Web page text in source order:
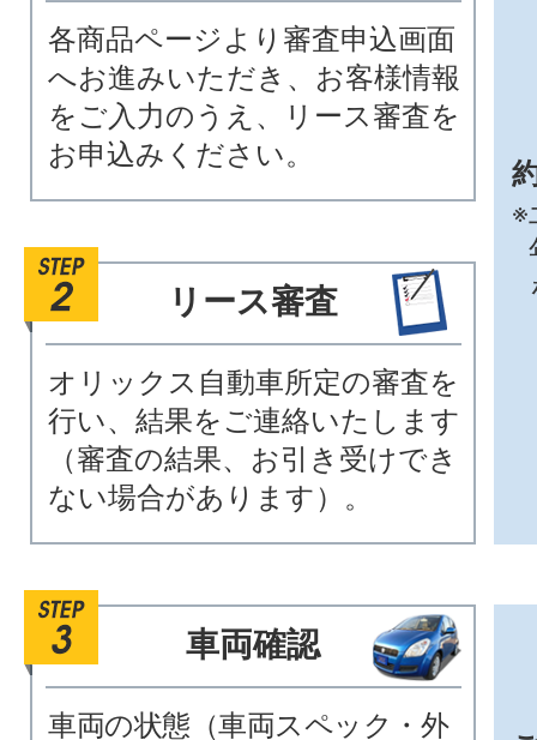
各商品ページより審査申込画面
へお進みいただき、お客様情報
をご入力のうえ、リース審査を
お申込みください。
リース審査
オリックス自動車所定の審査を
行い、結果をご連絡いたします
（審査の結果、お引き受けでき
ない場合があります）。
車両確認
車両の状態（車両スペック・外
※